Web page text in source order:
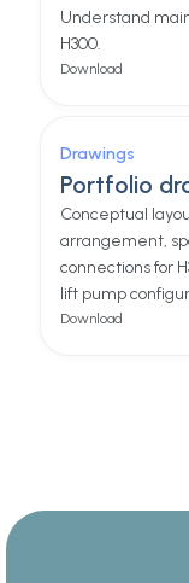
Understand
H300.
Download
Drawings
Portfolio
Conceptual
arrangement,
connections for
lift pump
Download